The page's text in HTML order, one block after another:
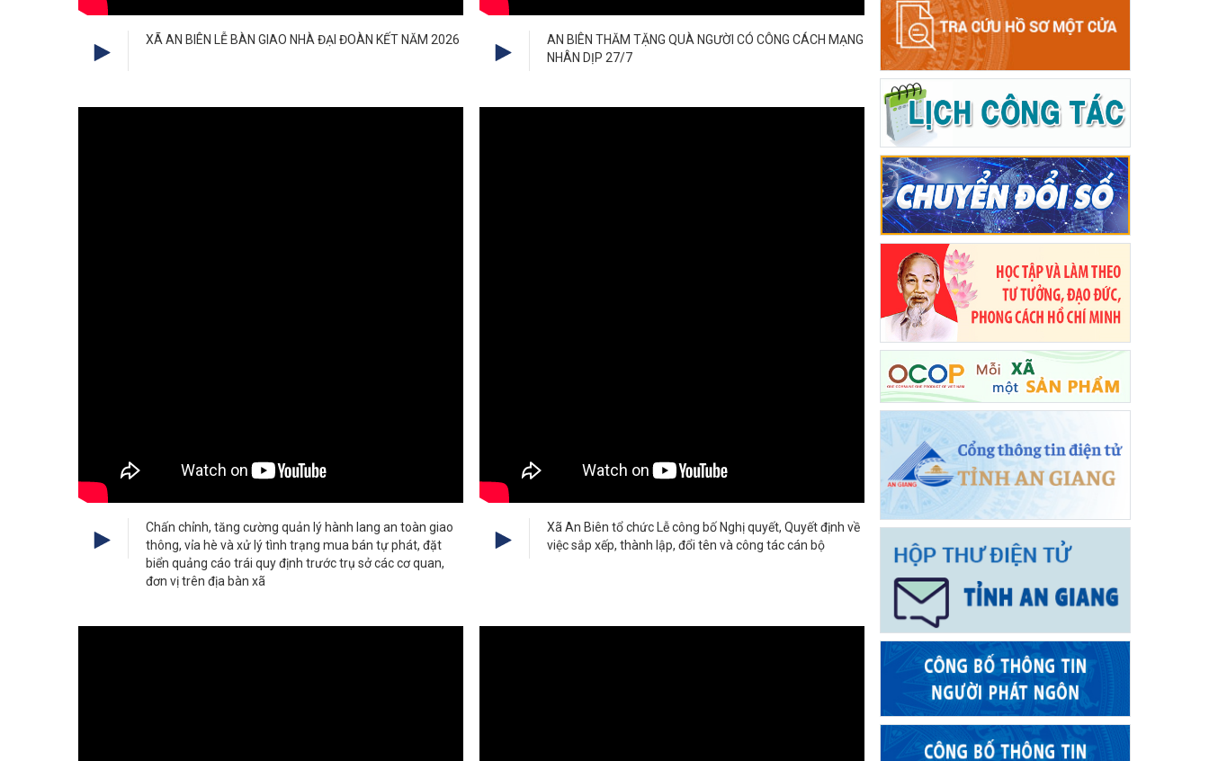
XÃ AN BIÊN LỄ BÀN GIAO NHÀ ĐẠI ĐOÀN KẾT NĂM 2026
AN BIÊN THĂM TẶNG QUÀ NGƯỜI CÓ CÔNG CÁCH MẠNG
NHÂN DỊP 27/7
Chấn chỉnh, tăng cường quản lý hành lang an toàn giao
thông, vỉa hè và xử lý tình trạng mua bán tự phát, đặt
biển quảng cáo trái quy định trước trụ sở các cơ quan,
đơn vị trên địa bàn xã
Xã An Biên tổ chức Lễ công bố Nghị quyết, Quyết định về
việc sắp xếp, thành lập, đổi tên và công tác cán bộ